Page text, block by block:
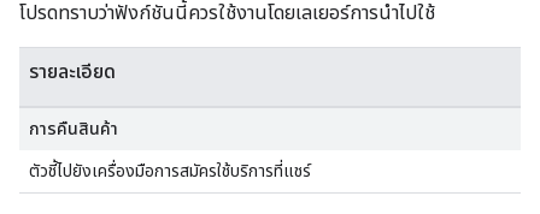
โปรดทราบว่าฟังก์ชันนี้ควรใช้งานโดยเลเยอร์การนำไปใช้
รายละเอียด
การคืนสินค้า
ตัวชี้ไปยังเครื่องมือการสมัครใช้บริการที่แชร์